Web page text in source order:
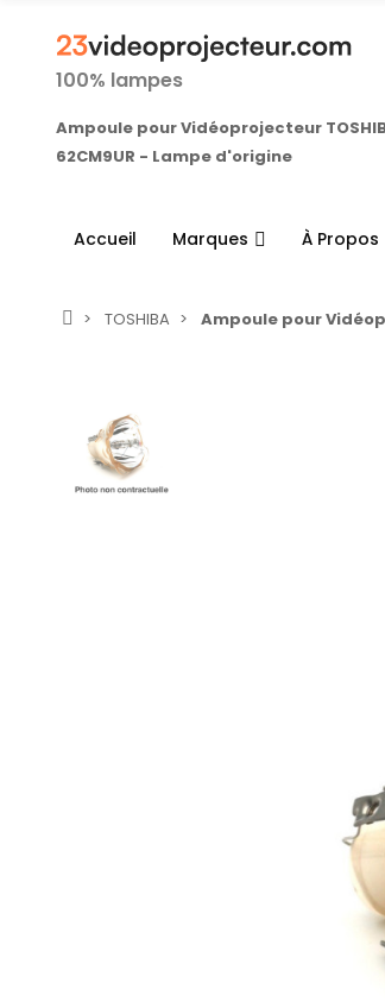
100% lampes
Ampoule pour Vidéoprojecteur
62CM9UR - Lampe d'origine
Accueil Marques À Propos
TOSHIBA Ampoule pour